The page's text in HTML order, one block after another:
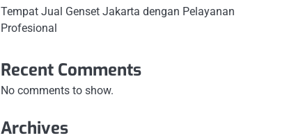
Tempat Jual Genset Jakarta dengan Pelayanan
Profesional
Recent Comments
No comments to show.
Archives